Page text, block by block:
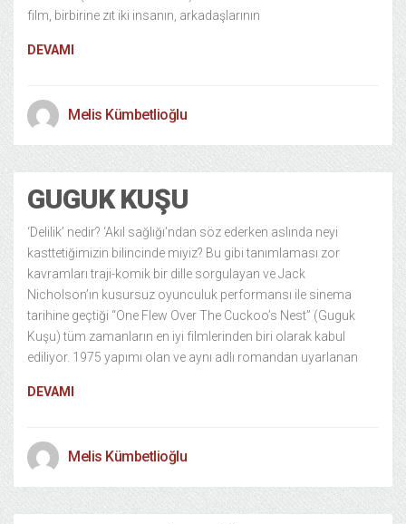
film, birbirine zıt iki insanın, arkadaşlarının
DEVAMI
Melis Kümbetlioğlu
GUGUK KUŞU
‘Delilik’ nedir? ‘Akıl sağlığı’ndan söz ederken aslında neyi
kasttetiğimizin bilincinde miyiz? Bu gibi tanımlaması zor
kavramları traji-komik bir dille sorgulayan ve Jack
Nicholson’ın kusursuz oyunculuk performansı ile sinema
tarihine geçtiği “One Flew Over The Cuckoo’s Nest” (Guguk
Kuşu) tüm zamanların en iyi filmlerinden biri olarak kabul
ediliyor. 1975 yapımı olan ve aynı adlı romandan uyarlanan
DEVAMI
Melis Kümbetlioğlu